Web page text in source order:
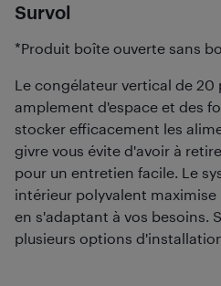
Survol
*Produit boîte ouverte sans
Le congélateur vertical de 20
amplement d'espace et des
stocker efficacement les
givre vous évite d'avoir à
pour un entretien facile. Le
intérieur polyvalent
en s'adaptant à vos besoins.
plusieurs options